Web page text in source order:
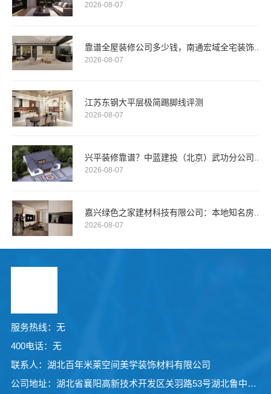
2026-08-07
靠谱全屋装修公司多少钱，南通宏域全宅装饰..
2026-08-07
江苏东钢大平层极简踢脚线评测
2026-08-07
兴平装修靠谱？中蓝建投（北京）武功分公司..
2026-08-07
嘉兴绿色之家建材科技有限公司：本地知名房..
2026-08-07
服务热线：无
400电话：无
联系人：湖北百年米莱空间美学装饰材料有限公司
公司地址：湖北省襄阳高新技术开发区关羽路53号湖北鲁中宝厨业有限公司院内1号厂房